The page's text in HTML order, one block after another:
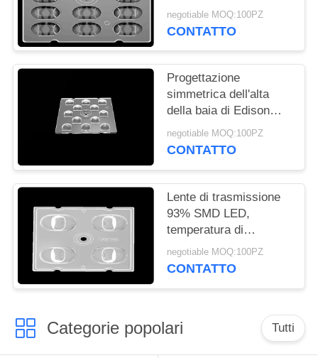
NORME
SULLA
PRIVACY
SMD LED per
illuminazione stradale a
negotiable MOQ:100PZ
CONTATTO
Progettazione
simmetrica dell'alta
della baia di Edison
3030 LED lente delle
lampade per
negotiable MOQ:100PZ
CONTATTO
Lente di trasmissione
93% SMD LED,
temperatura di
funzionamento di ottica
dei riflettori del LED
negotiable MOQ:100PZ
CONTATTO
Categorie popolari Tutti